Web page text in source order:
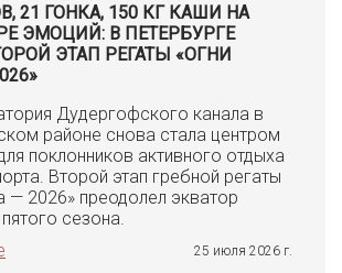
21 ГОНКА, 150 КГ КАШИ НА
ЭМОЦИЙ: В ПЕТЕРБУРГЕ
ЭТАП РЕГАТЫ «ОГНИ
Дудергофского канала в
районе снова стала центром
поклонников активного отдыха
Второй этап гребной регаты
— 2026» преодолел экватор
сезона.
25 июля 2026 г.